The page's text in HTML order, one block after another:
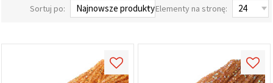
Sortuj po:
Elementy na stronę: